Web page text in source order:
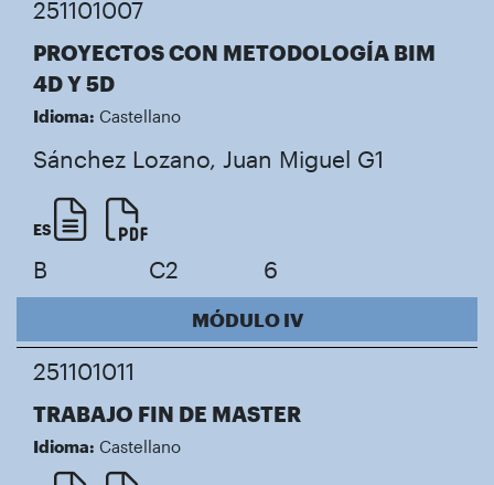
251101007
PROYECTOS CON METODOLOGÍA BIM
4D Y 5D
Idioma: Castellano
Sánchez Lozano, Juan Miguel G1
ES
B C2 6
MÓDULO IV
251101011
TRABAJO FIN DE MASTER
Idioma: Castellano